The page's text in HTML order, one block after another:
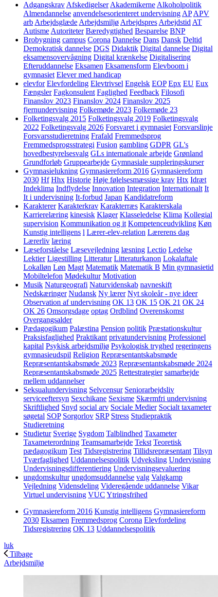
Adgangskrav Afskedigelser Akademikerne Alkoholpolitik
Almendannelse anvendelsesorienteret undervisning AP APV
arb Arbejdsglæde Arbejdsmiljø Arbejdspres Arbejdstid AT
Autisme Autoriteter Bæredygtighed Besparelse BNP
Brobygning campus Corona Dannelse Dans Dansk Deltid
Demokratisk dannelse DGS Didaktik Digital dannelse Digital
eksamensovervågning Digital krænkelse Digitalisering
Efteruddannelse Eksamen Eksamensform Elevboom i
gymnasiet Elever med handicap
elevfor Elevfordeling Elevtrivsel Engelsk EOP Epx EU Eux
Fængsler Fagkonsulent Faglighed Feedback Filosofi
Finanslov 2023 Finanslov 2024 Finanslov 2025
fjernundervisning Folkemøde 2023 Folkemøde 23
Folketingsvalg 2015 Folketingsvalg 2019 Folketingsvalg
2022 Folketingsvalg 2026 Forsvaret i gymnasiet Forsvarslinje
Forsvarsstudieretning Frafald Fremmedsprog
Fremmedsprogsstrategi Fusion gambling GDPR GL's
hovedbestyrelsesvalg GLs internationale arbejde Grønland
Grundforløb Gruppearbejde Gymnasiale suppleringskurser
Gymnasielukning Gymnasiereform 2016 Gymnasiereform
2030 Hf Hhx Historie Høje følelsesmæssige krav Htx Idræt
Indeklima Indflydelse Innovation Integration Internationalt It
It i undervisning It-forbud Japan Kandidatreform
Karakterer Karakterkrav Karakterræs Karakterskala
Karrierelæring kinesisk Klager Klasseledelse Klima Kollegial
supervision Kommunikation og it Kompetenceudvikling Køn
Kunstig intelligens l Lærer-elev-relation Lærerens dag
Lærerliv læring
Læseforståelse Læsevejledning læsning Lectio Ledelse
Lektier Ligestilling Litteratur Litteraturkanon Lokalaftale
Lokalløn Løn Magt Matematik Matematik B Min gymnasietid
Mobiltelefon Mødekultur Motivation
Musik Naturgeografi Naturvidenskab navneskift
Nedskæringer Nudansk Ny lærer Nyt skoleår - nye ideer
Observation af undervisning OK 13 OK 15 OK 21 OK 24
OK 26 Omsorgsdage optag Ordblind Overenskomst
Overgangsalder
Pædagogikum Palæstina Pension politik Præstationskultur
Praksisfaglighed Praktikant privatundervisning Professionel
kapital Psykisk arbejdsmiljø Psykologisk tryghed regeringens
gymnasieudspil Religion Repræsentantskabsmøde
Repræsentantskabsmøde 2023 Repræsentantskabsmøde 2024
Repræsentantskabsmøde 2025 Rettestrategier samarbejde
mellem uddannelser
Seksualundervisning Selvcensur Seniorarbejdsliv
serviceeftersyn Sexchikane Sexisme Skærmfri undervisning
Skriftlighed Snyd social arv Sociale Medier Socialt taxameter
søgetal SOP Sorgorlov SRP Stress Studiepraktik
Studieretning
Studietur Sverige Sygdom Talblindhed Taxameter
Taxameterordning Teamsamarbejde Tekst Teoretisk
pædagogikum Test Tidsregistrering Tillidsrepræsentant Tilsyn
Tværfaglighed Uddannelsespolitik Udveksling Undervisning
Undervisningsdifferentiering Undervisningsevaluering
ungdomskultur ungdomsuddannelse valg Valgkamp
Vejledning Vidensdeling Videregående uddannelse Vikar
Virtuel undervisning VUC Ytringsfrihed
Gymnasiereform 2016 Kunstig intelligens Gymnasiereform
2030 Eksamen Fremmedsprog Corona Elevfordeling
Tidsregistrering OK 13 Uddannelsespolitik
luk
Tilbage
Arbejdsmiljø